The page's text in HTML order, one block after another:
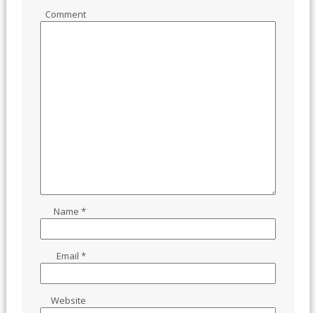
Comment
Name*
Email*
Website